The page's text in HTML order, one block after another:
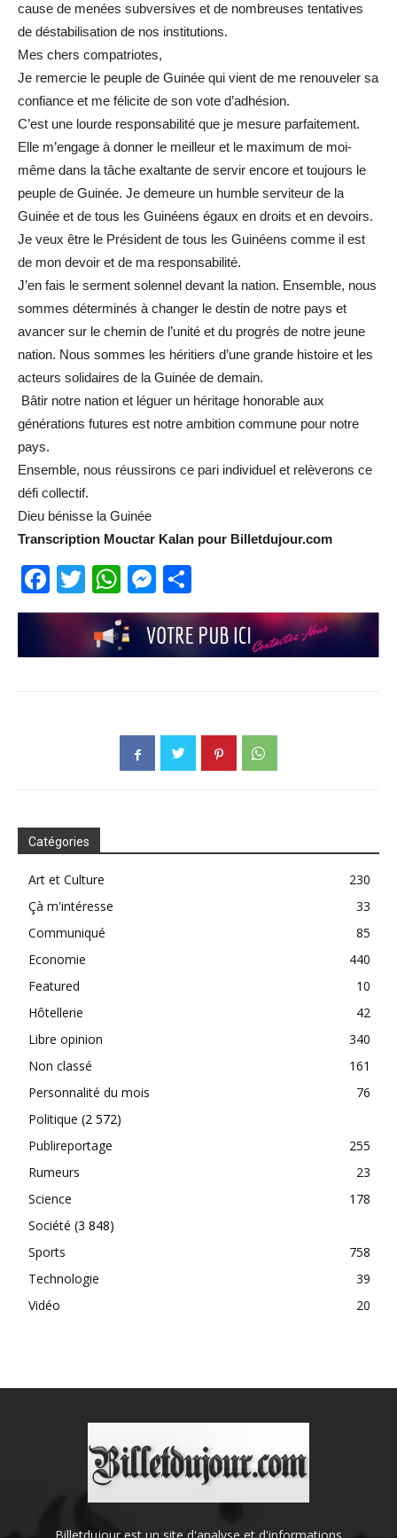
cause de menées subversives et de nombreuses tentatives
de déstabilisation de nos institutions.
Mes chers compatriotes,
Je remercie le peuple de Guinée qui vient de me renouveler sa
confiance et me félicite de son vote d’adhésion.
C’est une lourde responsabilité que je mesure parfaitement.
Elle m’engage à donner le meilleur et le maximum de moi-
même dans la tâche exaltante de servir encore et toujours le
peuple de Guinée. Je demeure un humble serviteur de la
Guinée et de tous les Guinéens égaux en droits et en devoirs.
Je veux être le Président de tous les Guinéens comme il est
de mon devoir et de ma responsabilité.
J’en fais le serment solennel devant la nation. Ensemble, nous
sommes déterminés à changer le destin de notre pays et
avancer sur le chemin de l’unité et du progrès de notre jeune
nation. Nous sommes les héritiers d’une grande histoire et les
acteurs solidaires de la Guinée de demain.
Bâtir notre nation et léguer un héritage honorable aux
générations futures est notre ambition commune pour notre
pays.
Ensemble, nous réussirons ce pari individuel et relèverons ce
défi collectif.
Dieu bénisse la Guinée
Transcription Mouctar Kalan pour Billetdujour.com
Facebook
TwitterWhatsApp
Messenger
Catégories
Art et Culture
230
Çà m'intéresse
33
Communiqué
85
Economie
440
Featured
10
Hôtellerie
42
Libre opinion
340
Non classé
161
Personnalité du mois
76
Politique (2 572)
Publireportage
255
Rumeurs
23
Science
178
Société (3 848)
Sports
758
Technologie
39
Vidéo
20